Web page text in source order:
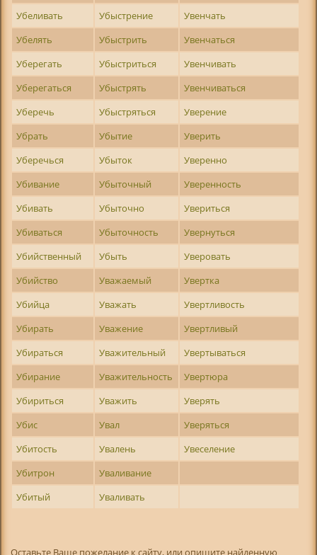
Убеливать
Убыстрение
Увенчать
Убелять
Убыстрить
Увенчаться
Уберегать
Убыстриться
Увенчивать
Уберегаться
Убыстрять
Увенчиваться
Уберечь
Убыстряться
Уверение
Убрать
Убытие
Уверить
Уберечься
Убыток
Уверенно
Убивание
Убыточный
Уверенность
Убивать
Убыточно
Увериться
Убиваться
Убыточность
Увернуться
Убийственный
Убыть
Уверовать
Убийство
Уважаемый
Увертка
Убийца
Уважать
Увертливость
Убирать
Уважение
Увертливый
Убираться
Уважительный
Увертываться
Убирание
Уважительность
Увертюра
Убириться
Уважить
Уверять
Убис
Увал
Уверяться
Убитость
Увалень
Увеселение
Убитрон
Уваливание
Убитый
Уваливать
Оставьте Ваше пожелание к сайту, или опишите найденную